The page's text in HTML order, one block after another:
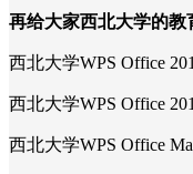
再给大家西北大学的教
西北大学WPS Office
西北大学WPS Office
西北大学WPS Office